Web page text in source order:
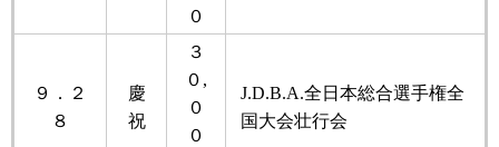
０
９．２
８
慶
祝
３
０,
０
０
J.D.B.A.全日本総合選手権全
国大会壮行会